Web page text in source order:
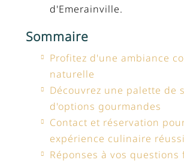
d'Emerainville.
Sommaire
Profitez d'une ambiance
naturelle
Découvrez une palette de
d'options gourmandes
Contact et réservation
expérience culinaire
Réponses à vos questions